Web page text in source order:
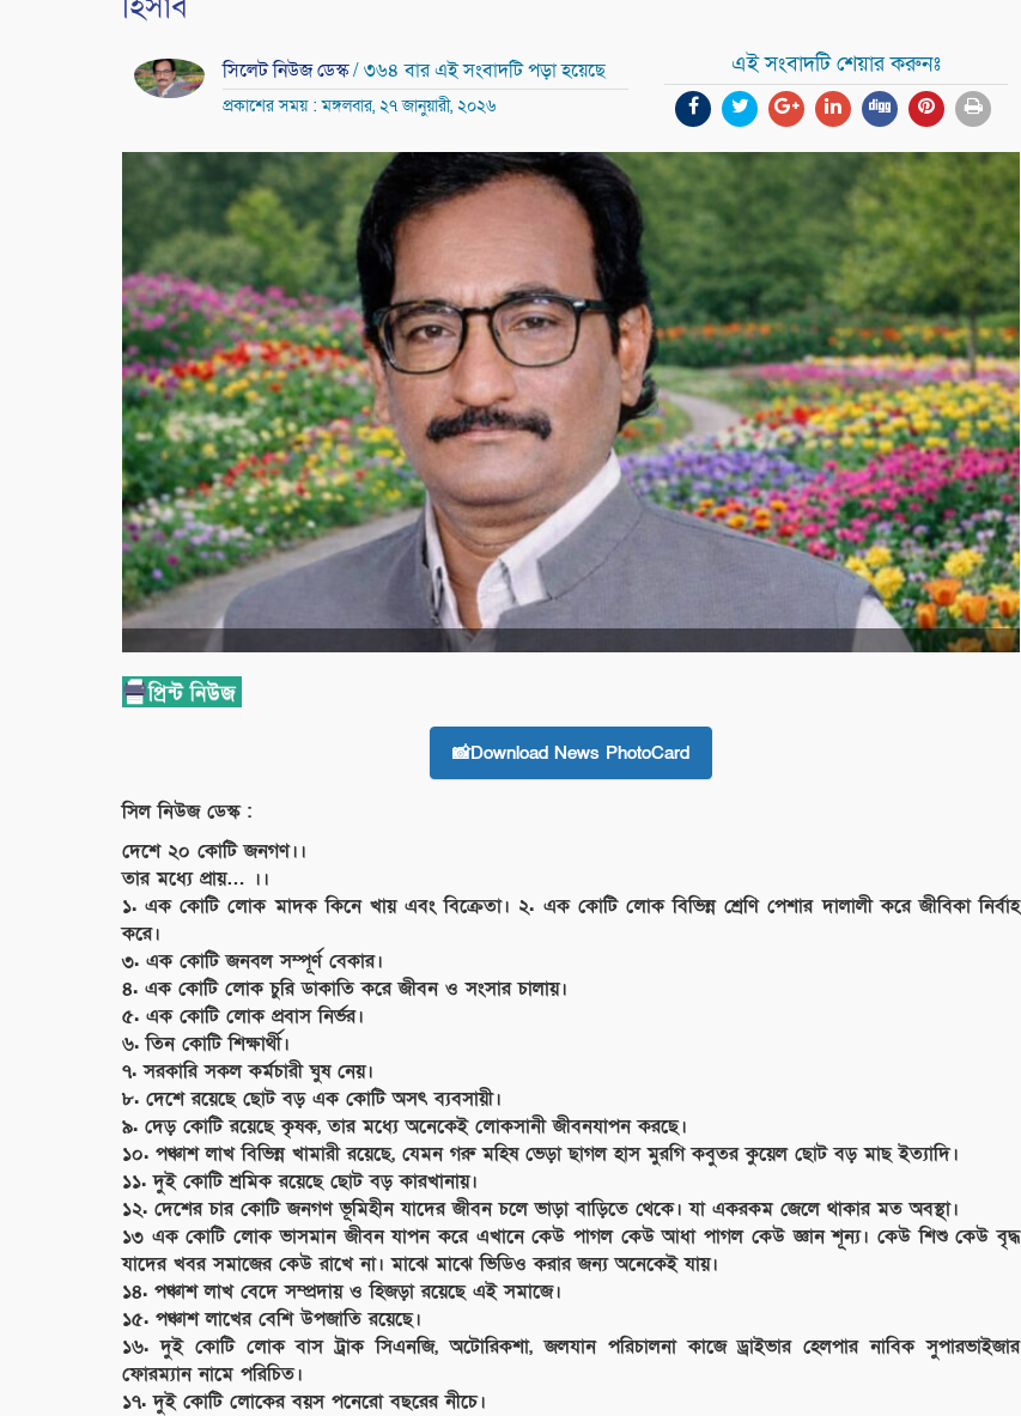
সিলেট নিউজ ডেস্ক/ ৩৬৪ বার এই সংবাদটি পড়া হয়েছে
প্রকাশের সময় : মঙ্গলবার, ২৭ জানুয়ারী, ২০২৬
এই সংবাদটি শেয়ার করুনঃ
📸Download News PhotoCard
সিল নিউজ ডেস্ক :
দেশে ২০ কোটি জনগণ।।
তার মধ‍্যে প্রায়… ।।
১. এক কোটি লোক মাদক কিনে খায় এবং বিক্রেতা। ২. এক কোটি লোক বিভিন্ন শ্রেণি পেশার দালালী করে জীবিকা নির্বাহ
করে।
৩. এক কোটি জনবল সম্পূর্ণ বেকার।
৪. এক কোটি লোক চুরি ডাকাতি করে জীবন ও সংসার চালায়।
৫. এক কোটি লোক প্রবাস নির্ভর।
৬. তিন কোটি শিক্ষার্থী।
৭. সরকারি সকল কর্মচারী ঘুষ নেয়।
৮. দেশে রয়েছে ছোট বড় এক কোটি অসৎ ব‍্যবসায়ী।
৯. দেড় কোটি রয়েছে কৃষক, তার মধ‍্যে অনেকেই লোকসানী জীবনযাপন করছে।
১০. পঞ্চাশ লাখ বিভিন্ন খামারী রয়েছে, যেমন গরু মহিষ ভেড়া ছাগল হাস মুরগি কবুতর কুয়েল ছোট বড় মাছ ইত্যাদি।
১১. দুই কোটি শ্রমিক রয়েছে ছোট বড় কারখানায়।
১২. দেশের চার কোটি জনগণ ভূমিহীন যাদের জীবন চলে ভাড়া বাড়িতে থেকে। যা একরকম জেলে থাকার মত অবস্থা।
১৩ এক কোটি লোক ভাসমান জীবন যাপন করে এখানে কেউ পাগল কেউ আধা পাগল কেউ জ্ঞান শূন্য। কেউ শিশু কেউ বৃদ্ধ
যাদের খবর সমাজের কেউ রাখে না। মাঝে মাঝে ভিডিও করার জন‍্য অনেকেই যায়।
১৪. পঞ্চাশ লাখ বেদে সম্প্রদায় ও হিজড়া রয়েছে এই সমাজে।
১৫. পঞ্চাশ লাখের বেশি উপজাতি রয়েছে।
১৬. দুই কোটি লোক বাস ট্রাক সিএনজি, অটোরিকশা, জলযান পরিচালনা কাজে ড্রাইভার হেলপার নাবিক সুপারভাইজার
ফোরম‍্যান নামে পরিচিত।
১৭. দুই কোটি লোকের বয়স পনেরো বছরের নীচে।